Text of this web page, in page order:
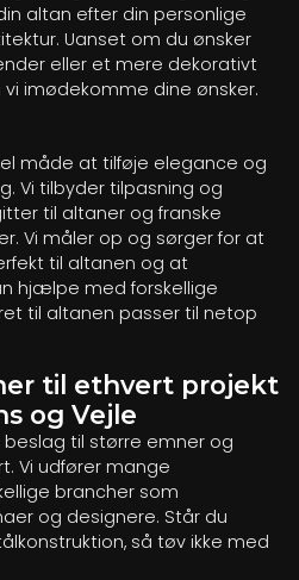
altan efter din personlige
Uanset om du ønsker
eller et mere dekorativt
imødekomme dine ønsker.
måde at tilføje elegance og
Vi tilbyder tilpasning og
til altaner og franske
Vi måler op og sørger for at
til altanen og at
hjælpe med forskellige
til altanen passer til netop
til ethvert projekt
og Vejle
til større emner og
Vi udfører mange
brancher som
og designere. Står du
så tøv ikke med